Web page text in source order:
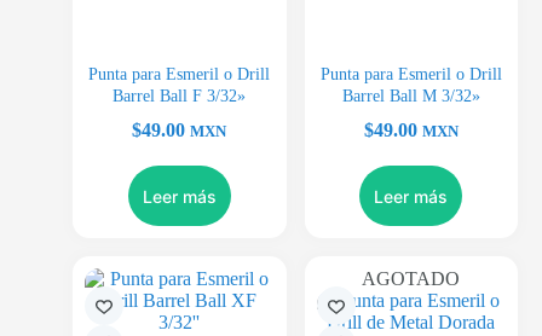
Punta para Esmeril o Drill
Barrel Ball F 3/32»
$49.00 MXN
Leer más
Punta para Esmeril o Drill
Barrel Ball M 3/32»
$49.00 MXN
Leer más
AGOTADO